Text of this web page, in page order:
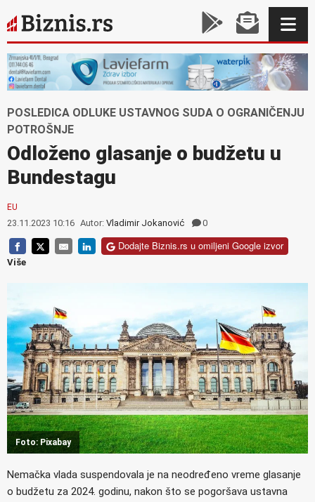
POSLEDICA ODLUKE USTAVNOG SUDA O OGRANIČENJU
POTROŠNJE
Odloženo glasanje o budžetu u
Bundestagu
EU
23.11.2023 10:16 Autor: Vladimir Jokanović 0
Dodajte Biznis.rs u omiljeni Google izvor
Više
Foto: Pixabay
Nemačka vlada suspendovala je na neodređeno vreme glasanje
o budžetu za 2024. godinu, nakon što se pogoršava ustavna